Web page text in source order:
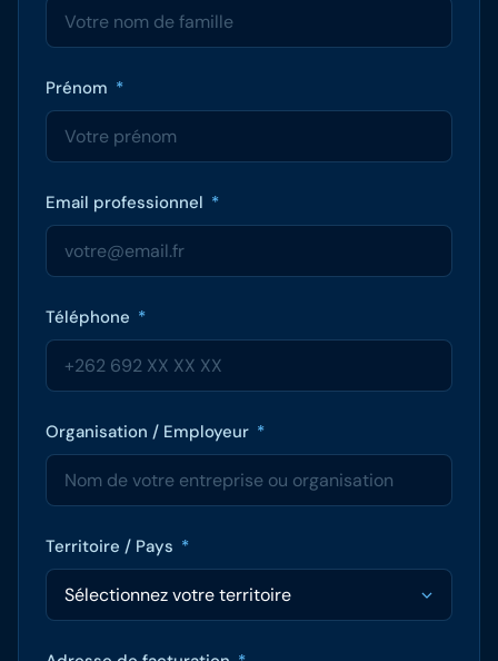
Prénom *
Email professionnel *
Téléphone *
Organisation / Employeur *
Territoire / Pays *